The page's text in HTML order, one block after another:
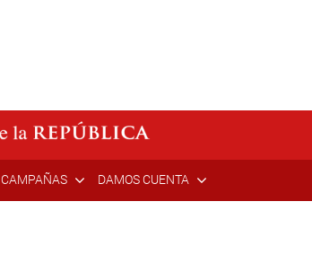
CAMPAÑAS DAMOS CUENTA